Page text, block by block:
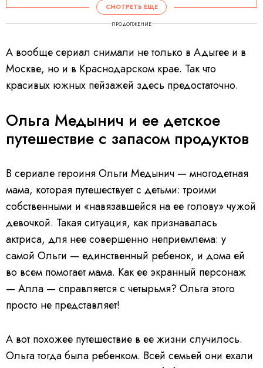
d
e
o
P
l
r
i
l
o
a
d
СМОТРЕТЬ ЕЩЕ
ПРОДОЛЖЕНИЕ
А вообще сериал снимали не только в Адыгее и в
Москве, но и в Краснодарском крае. Так что
красивых южных пейзажей здесь предостаточно.
Ольга Медынич и ее детское
путешествие с запасом продуктов
В сериале героиня Ольги Медынич — многодетная
мама, которая путешествует с детьми: троими
собственными и «навязавшейся на ее голову» чужой
девочкой. Такая ситуация, как признавалась
актриса, для нее совершенно неприемлема: у
самой Ольги — единственный ребенок, и дома ей
во всем помогает мама. Как ее экранный персонаж
— Алла — справляется с четырьмя? Ольга этого
просто не представляет!
А вот похожее путешествие в ее жизни случилось.
Ольга тогда была ребенком. Всей семьей они ехали